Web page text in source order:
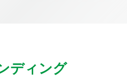
ディング